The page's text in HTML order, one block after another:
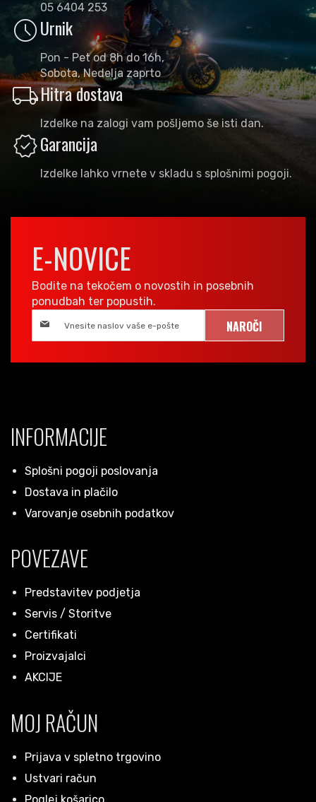
05 6404 253
scheduleUrnik
Pon - Pet od 8h do 16h,
Sobota, Nedelja zaprto
local_shippingHitra dostava
Izdelke na zalogi vam pošljemo še isti dan.
verifiedGarancija
Izdelke lahko vrnete v skladu s splošnimi pogoji.
E-NOVICE
Bodite na tekočem o novostih in posebnih
ponudbah ter popustih.
NAROČI
INFORMACIJE
Splošni pogoji poslovanja
Dostava in plačilo
Varovanje osebnih podatkov
POVEZAVE
Predstavitev podjetja
Servis / Storitve
Certifikati
Proizvajalci
AKCIJE
MOJ RAČUN
Prijava v spletno trgovino
Ustvari račun
Poglej košarico